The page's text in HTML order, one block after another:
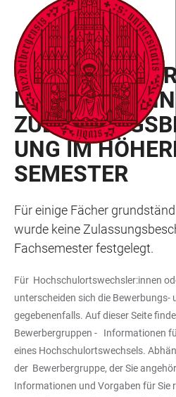
LINKS
ZUR
BARRIEREFREIHEIT
ZUM
HAUPTINHALT
HAUPTNAVIGATION
ÖFFNEN
WEBSEITENSUCHE
ÖFFNEN
L: FÄCHER
UNG IM
SEMESTER
Für einige Fächer
wurde keine
Fachsemester festgelegt.
Für Hochschulortswechsler:innen
unterscheiden sich die Bewerbungs-
gegebenenfalls. Auf dieser Seite
Bewerbergruppen - Informationen
eines Hochschulortswechsels.
der Bewerbergruppe, der Sie
Informationen und Vorgaben für Sie